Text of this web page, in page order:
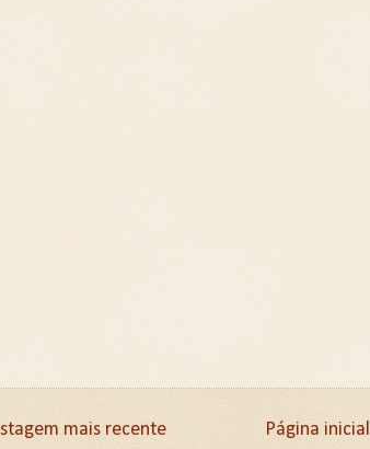
mais recente Página inicial